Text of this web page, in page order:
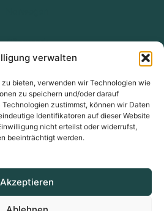
verwalten
zu bieten, verwenden wir Technologien wie
zu speichern und/oder darauf
zustimmst, können wir Daten
Identifikatoren auf dieser Website
nicht erteilst oder widerrufst,
beeinträchtigt werden.
Akzeptieren
Dänemark
Finnland
Frankreich